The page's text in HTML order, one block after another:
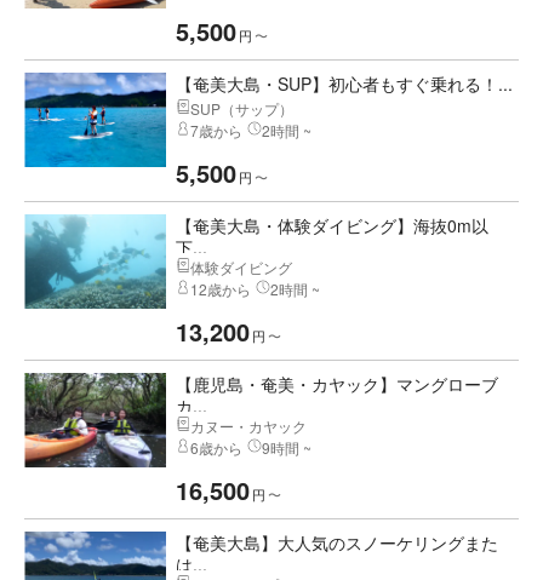
5,500円 〜
【奄美大島・SUP】初心者もすぐ乗れる！...
SUP（サップ）
7歳から
2時間 ~
5,500円 〜
【奄美大島・体験ダイビング】海抜0m以
下...
体験ダイビング
12歳から
2時間 ~
13,200円 〜
【鹿児島・奄美・カヤック】マングローブ
カ...
カヌー・カヤック
6歳から
9時間 ~
16,500円 〜
【奄美大島】大人気のスノーケリングまた
は...